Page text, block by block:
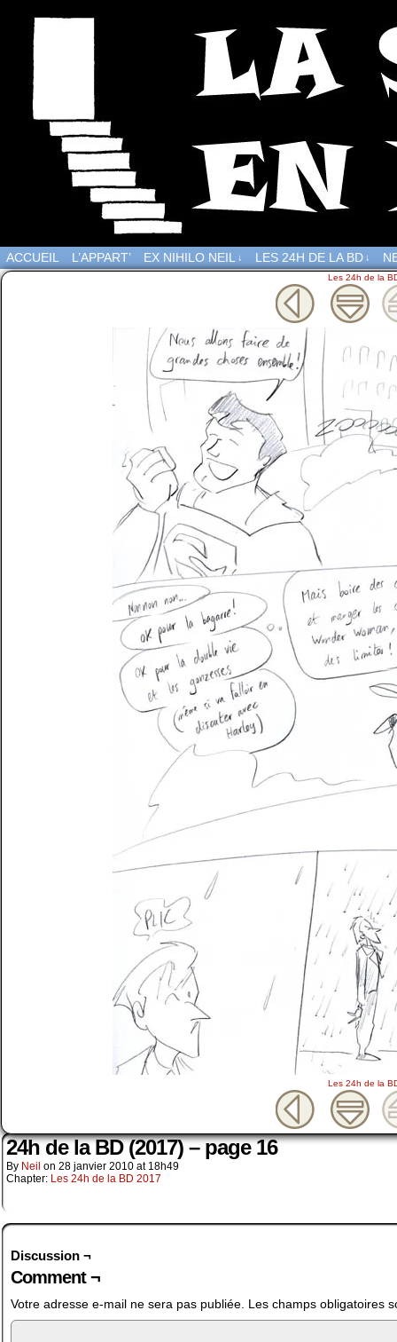
ACCUEIL L’APPART’ EX NIHILO NEIL ↓ LES 24H DE LA BD ↓
Les 24h de la
Les 24h de la
24h de la BD (2017) – page 16
By Neil on 28 janvier 2010 at 18h49
Chapter: Les 24h de la BD 2017
Discussion ¬
Comment ¬
Votre adresse e-mail ne sera pas publiée. Les champs obligatoires